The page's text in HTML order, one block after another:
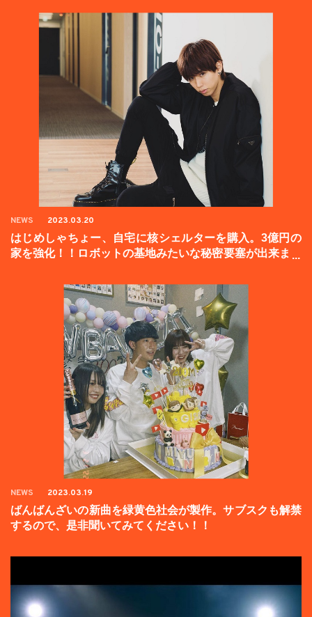
NEWS 2023.03.20
はじめしゃちょー、自宅に核シェルターを購入。3億円の
家を強化！！ロボットの基地みたいな秘密要塞が出来まし
NEWS 2023.03.19
ばんばんざいの新曲を緑黄色社会が製作。サブスクも解禁
するので、是非聞いてみてください！！